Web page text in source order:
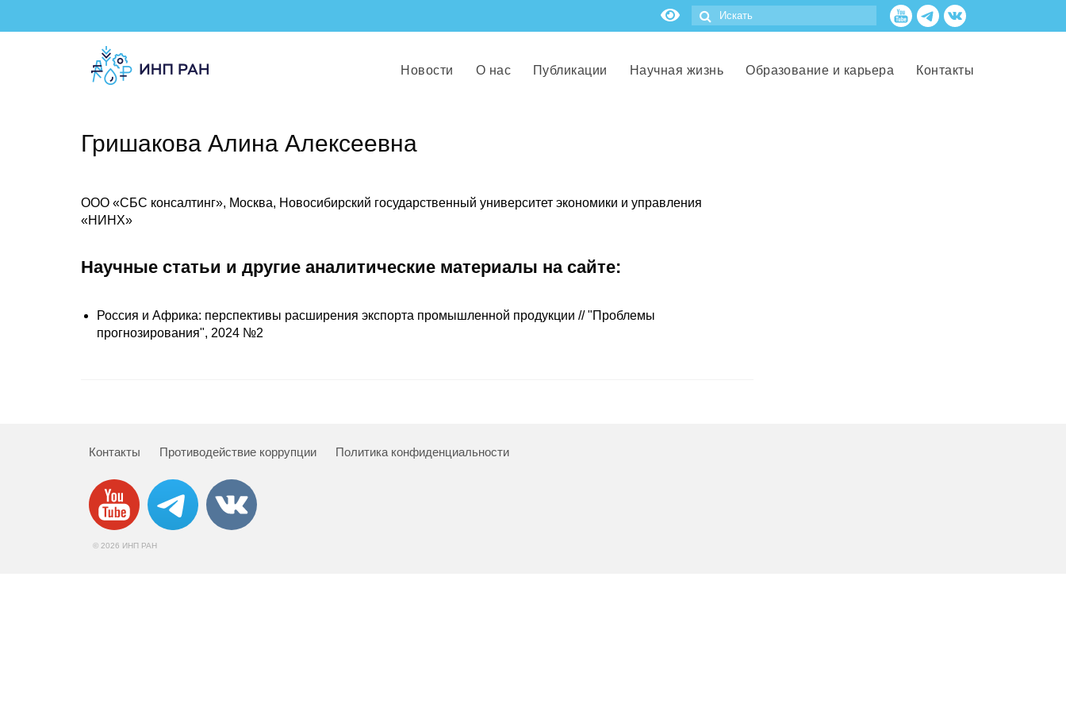
Новости О нас Публикации Научная жизнь Образование и карьера Контакты
Гришакова Алина Алексеевна
ООО «СБС консалтинг», Москва, Новосибирский государственный университет экономики и управления
«НИНХ»
Научные статьи и другие аналитические материалы на сайте:
Россия и Африка: перспективы расширения экспорта промышленной продукции // "Проблемы
прогнозирования", 2024 №2
Контакты Противодействие коррупции Политика конфиденциальности
© 2026 ИНП РАН